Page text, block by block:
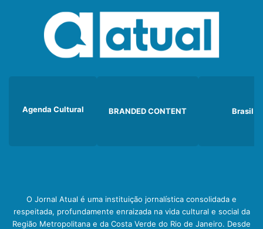
Agenda Cultural BRANDED CONTENT Brasil
O Jornal Atual é uma instituição jornalística consolidada e
respeitada, profundamente enraizada na vida cultural e social da
Região Metropolitana e da Costa Verde do Rio de Janeiro. Desde